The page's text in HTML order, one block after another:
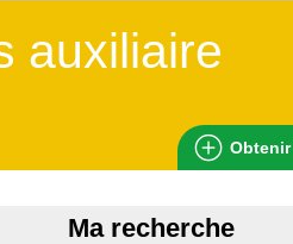
auxiliaire
Obtenir
Ma recherche